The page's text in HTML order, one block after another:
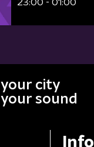
23:00 - 01:00
your city
your sound
Info